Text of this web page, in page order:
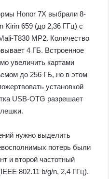
Honor 7Х выбрали 8-
Kirin 659 (до 2,36 ГГц) с
T830 MP2. Количество
4 ГБ. Встроенное
увеличить картами
до 256 ГБ, но в этом
установкой
USB-OTG разрешает
нужно выделить
потерь были
и второй частотный
802.11 b/g/n, 2,4 ГГц).